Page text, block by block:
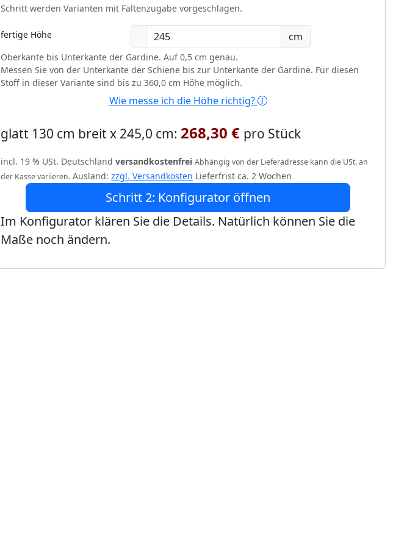
Schritt werden Varianten mit Faltenzugabe vorgeschlagen.
fertige Höhe cm
Oberkante bis Unterkante der Gardine. Auf 0,5 cm genau.
Messen Sie von der Unterkante der Schiene bis zur Unterkante der Gardine. Für diesen
Stoff in dieser Variante sind bis zu 360,0 cm Höhe möglich.
Wie messe ich die Höhe richtig?
glatt 130 cm breit x 245,0 cm: 268,30 € pro Stück
incl. 19 % USt. Deutschland versandkostenfrei Abhängig von der Lieferadresse kann die USt. an
der Kasse variieren. Ausland: zzgl. Versandkosten Lieferfrist ca. 2 Wochen
Schritt 2: Konfigurator öffnen
Im Konfigurator klären Sie die Details. Natürlich können Sie die
Maße noch ändern.